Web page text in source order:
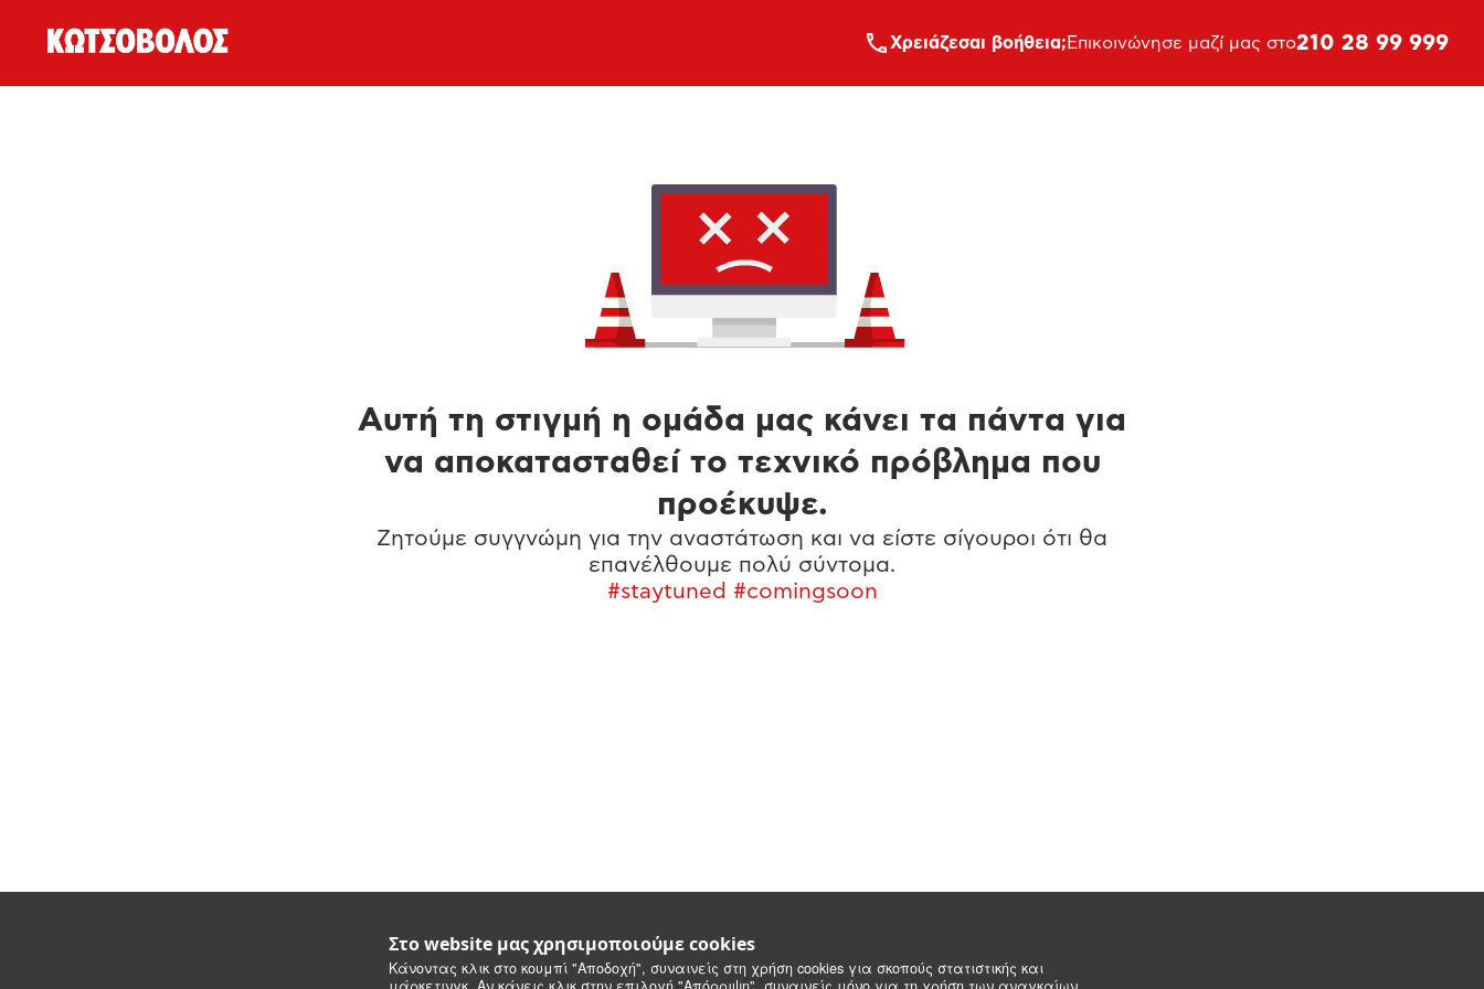
Στο website μας χρησιμοποιούμε cookies
Κάνοντας κλικ στο κουμπί "Αποδοχή", συναινείς στη χρήση cookies για σκοπούς στατιστικής και
Xρειάζεσαι βοήθεια; Επικοινώνησε μαζί μας στο210 28 99 999
Αυτή τη στιγμή η ομάδα μας κάνει τα πάντα για
να αποκατασταθεί το τεχνικό πρόβλημα που
προέκυψε.
Ζητούμε συγγνώμη για την αναστάτωση και να είστε σίγουροι ότι θα
επανέλθουμε πολύ σύντομα.
#staytuned #comingsoon